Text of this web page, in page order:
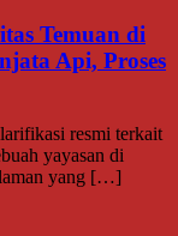
Temuan di
Api, Proses
resmi terkait
yayasan di
yang […]